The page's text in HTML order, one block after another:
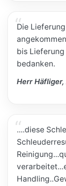
Die
bis
bedanken.
Herr
....diese